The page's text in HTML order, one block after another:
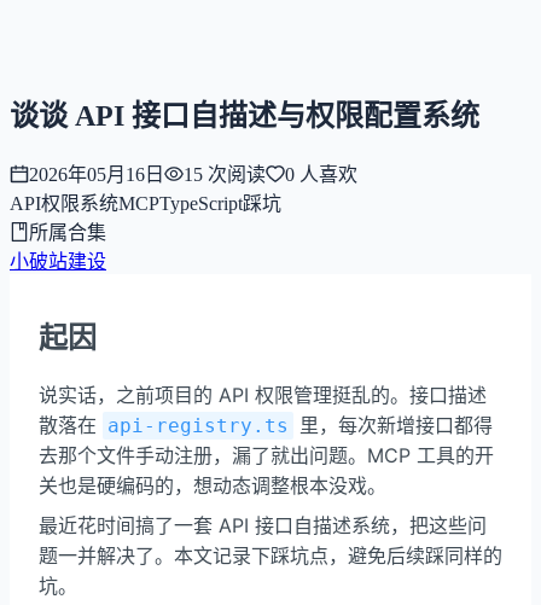
谈谈 API 接口自描述与权限配置系统
2026年05月16日 15 次阅读 0 人喜欢
API权限系统MCPTypeScript踩坑
所属合集
小破站建设
起因
说实话，之前项目的 API 权限管理挺乱的。接口描述
散落在 api-registry.ts
里，每次新增接口都得
去那个文件手动注册，漏了就出问题。MCP 工具的开
关也是硬编码的，想动态调整根本没戏。
最近花时间搞了一套 API 接口自描述系统，把这些问
题一并解决了。本文记录下踩坑点，避免后续踩同样的
坑。